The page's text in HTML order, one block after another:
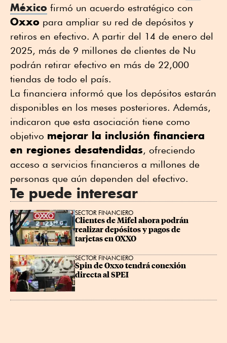
México firmó un acuerdo estratégico con
Oxxo para ampliar su red de depósitos y
retiros en efectivo. A partir del 14 de enero del
2025, más de 9 millones de clientes de Nu
podrán retirar efectivo en más de 22,000
tiendas de todo el país.
La financiera informó que los depósitos estarán
disponibles en los meses posteriores. Además,
indicaron que esta asociación tiene como
objetivo mejorar la inclusión financiera
en regiones desatendidas, ofreciendo
acceso a servicios financieros a millones de
personas que aún dependen del efectivo.
Te puede interesar
SECTOR FINANCIERO
Clientes de Mifel ahora podrán
realizar depósitos y pagos de
tarjetas en OXXO
SECTOR FINANCIERO
Spin de Oxxo tendrá conexión
directa al SPEI